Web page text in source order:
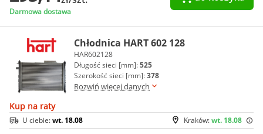
Darmowa dostawa
Chłodnica HART 602 128
HAR602128
Długość sieci [mm]:525
Szerokość sieci [mm]:378
Rozwiń więcej danych
Kup na raty
Kraków:wt. 18.08
U ciebie:wt. 18.08